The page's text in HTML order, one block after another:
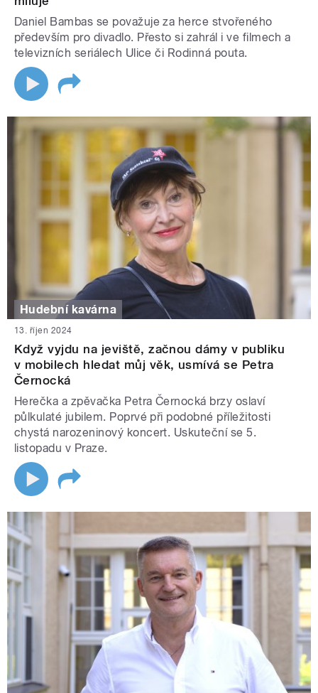
Daniel Bambas se považuje za herce stvořeného
především pro divadlo. Přesto si zahrál i ve filmech a
televizních seriálech Ulice či Rodinná pouta.
Hudební kavárna
13. říjen 2024
Když vyjdu na jeviště, začnou dámy v publiku
v mobilech hledat můj věk, usmívá se Petra
Černocká
Herečka a zpěvačka Petra Černocká brzy oslaví
půlkulaté jubilem. Poprvé při podobné příležitosti
chystá narozeninový koncert. Uskuteční se 5.
listopadu v Praze.